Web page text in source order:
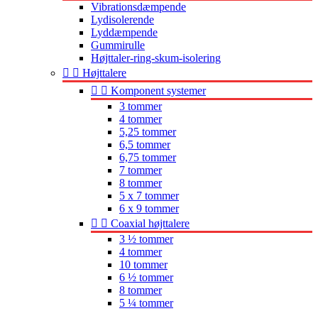
Vibrationsdæmpende
Lydisolerende
Lyddæmpende
Gummirulle
Højttaler-ring-skum-isolering
  Højttalere
  Komponent systemer
3 tommer
4 tommer
5,25 tommer
6,5 tommer
6,75 tommer
7 tommer
8 tommer
5 x 7 tommer
6 x 9 tommer
  Coaxial højttalere
3 ½ tommer
4 tommer
10 tommer
6 ½ tommer
8 tommer
5 ¼ tommer